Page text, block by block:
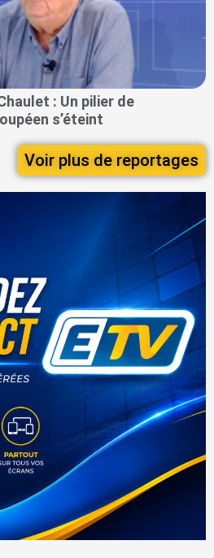
: Un pilier de
s’éteint
Voir plus de reportages